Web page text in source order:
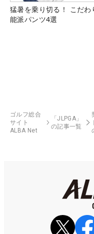
猛暑を乗り切る！ こだわ
能派パンツ4選
ゴルフ総合
サイト
ALBA Net
「JLPGA」
の記事一覧